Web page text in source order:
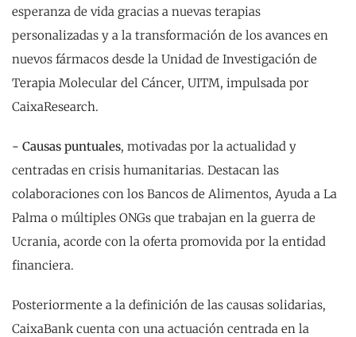
esperanza de vida gracias a nuevas terapias
personalizadas y a la transformación de los avances en
nuevos fármacos desde la Unidad de Investigación de
Terapia Molecular del Cáncer, UITM, impulsada por
CaixaResearch.
- Causas puntuales, motivadas por la actualidad y
centradas en crisis humanitarias. Destacan las
colaboraciones con los Bancos de Alimentos, Ayuda a La
Palma o múltiples ONGs que trabajan en la guerra de
Ucrania, acorde con la oferta promovida por la entidad
financiera.
Posteriormente a la definición de las causas solidarias,
CaixaBank cuenta con una actuación centrada en la